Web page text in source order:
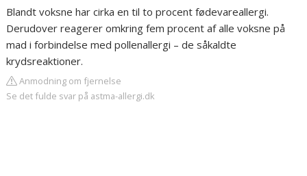
Blandt voksne har cirka en til to procent fødevareallergi.
Derudover reagerer omkring fem procent af alle voksne på
mad i forbindelse med pollenallergi – de såkaldte
krydsreaktioner.
Anmodning om fjernelse
Se det fulde svar på astma-allergi.dk